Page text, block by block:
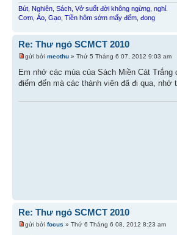
Bút, Nghiên, Sách, Vở suốt đời không ngừng, nghỉ.
Cơm, Áo, Gạo, Tiền hôm sớm mấy đếm, đong
Re: Thư ngỏ SCMCT 2010
gửi bởi meothu » Thứ 5 Tháng 6 07, 2012 9:03 am
Em nhớ các mùa của Sách Miền Cát
điểm đến mà các thành viên đã đi qua,
Re: Thư ngỏ SCMCT 2010
gửi bởi focus » Thứ 6 Tháng 6 08, 2012 8:23 am